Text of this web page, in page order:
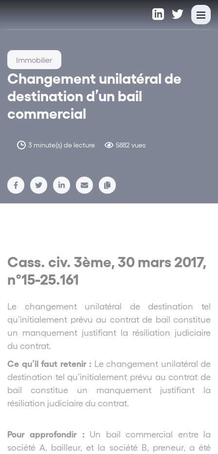
Changement unilatéral de
destination d’un bail
commercial
3 minute(s) de lecture 5882 vues
Immobilier
Cass. civ. 3ème, 30 mars 2017,
n°15-25.161
Le changement unilatéral de destination tel
qu’initialement prévu au contrat de bail constitue
un manquement justifiant la résiliation judiciaire
du contrat.
Ce qu’il faut retenir : Le changement unilatéral de
destination tel qu’initialement prévu au contrat de
bail constitue un manquement justifiant la
résiliation judiciaire du contrat.
Pour approfondir : Un bail commercial entre la
société A, bailleur, et la société B, preneur, a été